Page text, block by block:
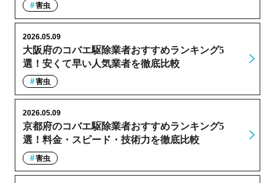
害虫
大阪府のコバエ駆除業者おすすめランキング5
選！安くて早い人気業者を徹底比較
2026.05.09
害虫
京都府のコバエ駆除業者おすすめランキング5
選！料金・スピード・技術力を徹底比較
2026.05.09
害虫